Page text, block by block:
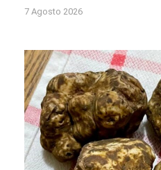
7 Agosto 2026